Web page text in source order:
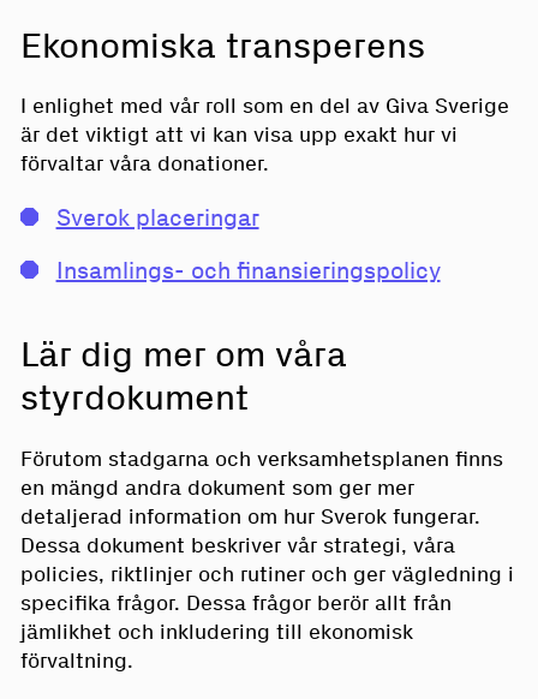
Ekonomiska transperens
I enlighet med vår roll som en del av Giva Sverige
är det viktigt att vi kan visa upp exakt hur vi
förvaltar våra donationer.
Sverok placeringar
Insamlings- och finansieringspolicy
Lär dig mer om våra
styrdokument
Förutom stadgarna och verksamhetsplanen finns
en mängd andra dokument som ger mer
detaljerad information om hur Sverok fungerar.
Dessa dokument beskriver vår strategi, våra
policies, riktlinjer och rutiner och ger vägledning i
specifika frågor. Dessa frågor berör allt från
jämlikhet och inkludering till ekonomisk
förvaltning.